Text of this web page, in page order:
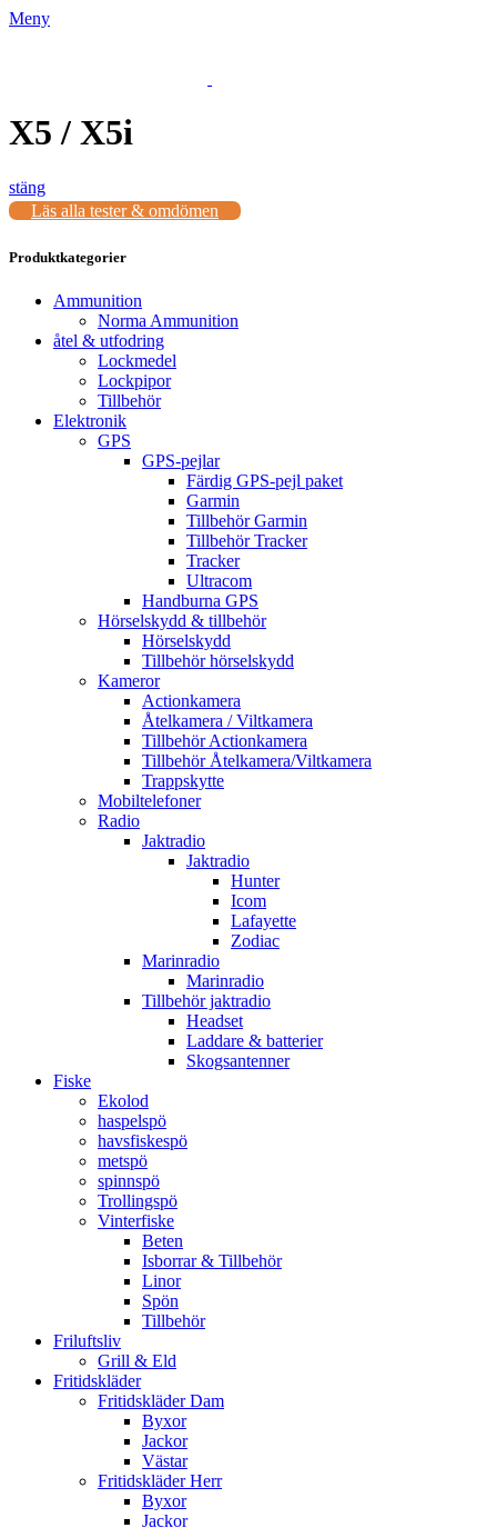
Meny
X5 / X5i
stäng
Läs alla tester & omdömen
Produktkategorier
Ammunition
Norma Ammunition
åtel & utfodring
Lockmedel
Lockpipor
Tillbehör
Elektronik
GPS
GPS-pejlar
Färdig GPS-pejl paket
Garmin
Tillbehör Garmin
Tillbehör Tracker
Tracker
Ultracom
Handburna GPS
Hörselskydd & tillbehör
Hörselskydd
Tillbehör hörselskydd
Kameror
Actionkamera
Åtelkamera / Viltkamera
Tillbehör Actionkamera
Tillbehör Åtelkamera/Viltkamera
Trappskytte
Mobiltelefoner
Radio
Jaktradio
Jaktradio
Hunter
Icom
Lafayette
Zodiac
Marinradio
Marinradio
Tillbehör jaktradio
Headset
Laddare & batterier
Skogsantenner
Fiske
Ekolod
haspelspö
havsfiskespö
metspö
spinnspö
Trollingspö
Vinterfiske
Beten
Isborrar & Tillbehör
Linor
Spön
Tillbehör
Friluftsliv
Grill & Eld
Fritidskläder
Fritidskläder Dam
Byxor
Jackor
Västar
Fritidskläder Herr
Byxor
Jackor